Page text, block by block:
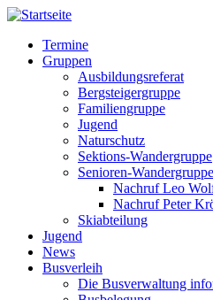
Direkt
Inhalt
Hauptnavigation
Termine
Gruppen
Ausbildungsreferat
Bergsteigergruppe
Familiengruppe
Jugend
Naturschutz
Sektions-Wandergruppe
Senioren-Wandergruppe
Nachruf Leo
Nachruf Peter
Skiabteilung
Jugend
News
Busverleih
Die Busverwaltung